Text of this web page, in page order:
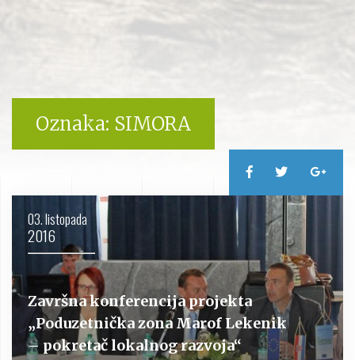
Oznaka: SIMORA
03. listopada
2016
Završna konferencija projekta
„Poduzetnička zona Marof Lekenik
– pokretač lokalnog razvoja“